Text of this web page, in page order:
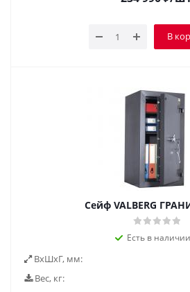
В
Сейф VALBERG
Есть в наличии
ВxШxГ, мм:
Вес, кг: